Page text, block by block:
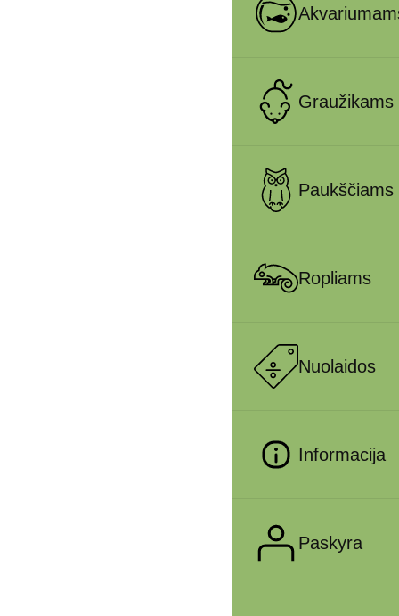
Graužikams
Paukščiams
Ropliams
Nuolaidos
Informacija
Paskyra